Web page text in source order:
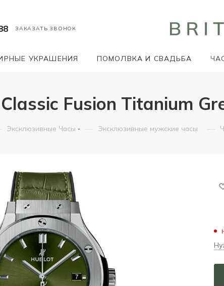
ЗАКАЗАТЬ ЗВОНОК
УКРАШЕНИЯ ПОМОЛВКА И СВАДЬБА
Fusion Titanium
Эксклюзивные Часы — Эксклюзивные мужские часы —